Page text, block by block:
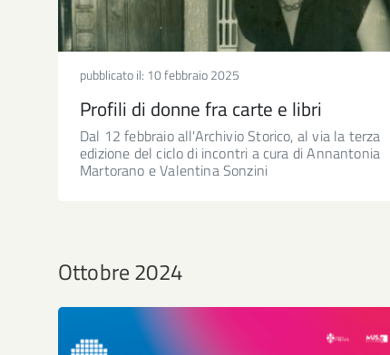
pubblicato il: 10 febbraio 2025
Profili di donne fra carte e libri
Dal 12 febbraio all'Archivio Storico, al via la terza
edizione del ciclo di incontri a cura di Annantonia
Martorano e Valentina Sonzini
Ottobre 2024